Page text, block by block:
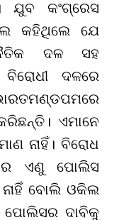
ଯୁବ କଂଗ୍ରେସ
କହିଥିଲେ ଯେ
ଦଳ ସହ
ଦଳରେ
ଏମାନେ
ନାହିଁ। ବିରୋଧ
ଏଣୁ ପୋଲିସ
ବୋଲି ଓକିଲ
ପୋଲିସର ଦାବିକୁ